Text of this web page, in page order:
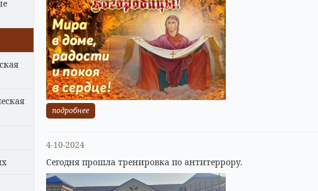
подробнее
4-10-2024
Сегодня прошла тренировка по антитеррору.